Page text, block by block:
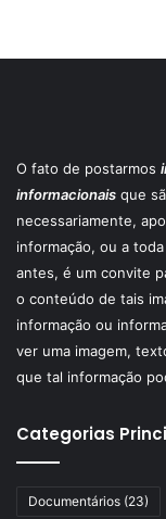
O fato de postarmos
informacionais que
necessariamente,
informação, ou a
antes, é um convite
o conteúdo de tais
informação ou
ver uma imagem,
que tal informação
Categorias
Documentários (23)